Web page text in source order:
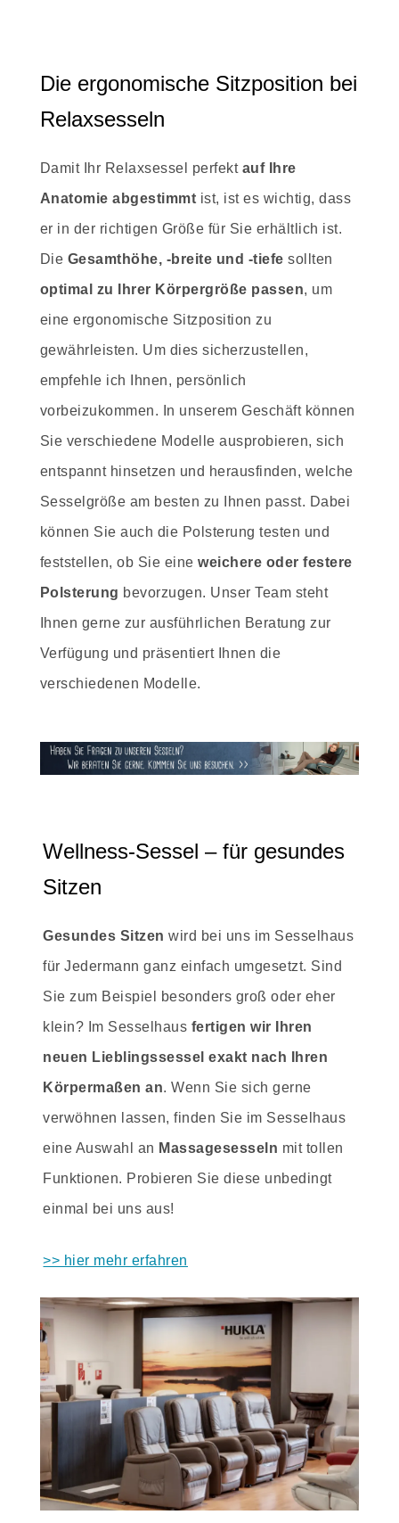
Die ergonomische Sitzposition bei
Relaxsesseln
Damit Ihr Relaxsessel perfekt auf Ihre
Anatomie abgestimmt ist, ist es wichtig, dass
er in der richtigen Größe für Sie erhältlich ist.
Die Gesamthöhe, -breite und -tiefesollten
optimal zu Ihrer Körpergröße passen, um
eine ergonomische Sitzposition zu
gewährleisten. Um dies sicherzustellen,
empfehle ich Ihnen, persönlich
vorbeizukommen. In unserem Geschäft können
Sie verschiedene Modelle ausprobieren, sich
entspannt hinsetzen und herausfinden, welche
Sesselgröße am besten zu Ihnen passt. Dabei
können Sie auch die Polsterung testen und
feststellen, ob Sie eineweichere oder festere
Polsterung bevorzugen. Unser Team steht
Ihnen gerne zur ausführlichen Beratung zur
Verfügung und präsentiert Ihnen die
verschiedenen Modelle.
Wellness-Sessel – für gesundes
Sitzen
Gesundes Sitzen wird bei uns im Sesselhaus
für Jedermann ganz einfach umgesetzt. Sind
Sie zum Beispiel besonders groß oder eher
klein? Im Sesselhaus fertigen wir Ihren
neuen Lieblingssessel exakt nach Ihren
Körpermaßen an. Wenn Sie sich gerne
verwöhnen lassen, finden Sie im Sesselhaus
eine Auswahl an Massagesesseln mit tollen
Funktionen. Probieren Sie diese unbedingt
einmal bei uns aus!
>> hier mehr erfahren